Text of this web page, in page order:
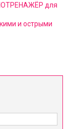
для
и острыми